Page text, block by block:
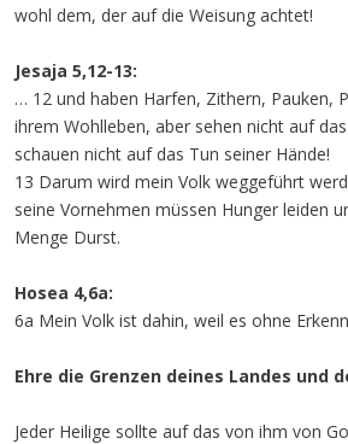
wohl dem, der auf die Weisung achtet!
Jesaja 5,12-13:
… 12 und haben Harfen, Zithern, Pauken,
ihrem Wohlleben, aber sehen nicht auf
schauen nicht auf das Tun seiner Hände!
13 Darum wird mein Volk weggeführt
seine Vornehmen müssen Hunger leiden
Menge Durst.
Hosea 4,6a:
6a Mein Volk ist dahin, weil es ohne
Ehre die Grenzen deines Landes und
Jeder Heilige sollte auf das von ihm von